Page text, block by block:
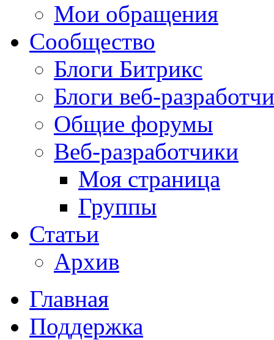
Мои обращения
Сообщество
Блоги Битрикс
Блоги веб-
Общие форумы
Веб-разработчики
Моя страница
Группы
Статьи
Архив
Главная
Поддержка